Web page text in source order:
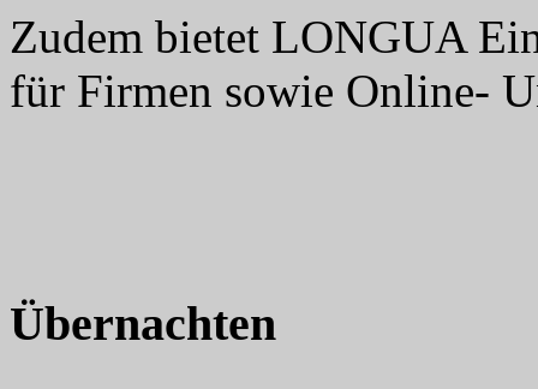
Zudem bietet LONGUA
für Firmen sowie Online-
Übernachten